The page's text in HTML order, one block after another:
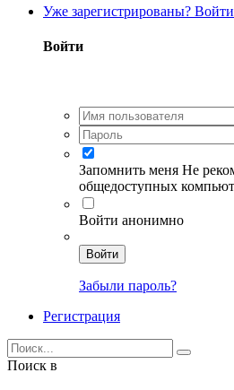
Уже зарегистрированы? Войти
Войти
Запомнить меня Не
общедоступных
Войти анонимно
Войти
Забыли пароль?
Регистрация
Поиск в